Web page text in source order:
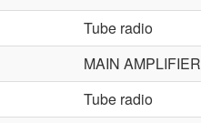
Tube radio
MAIN AMPLIFIER
Tube radio